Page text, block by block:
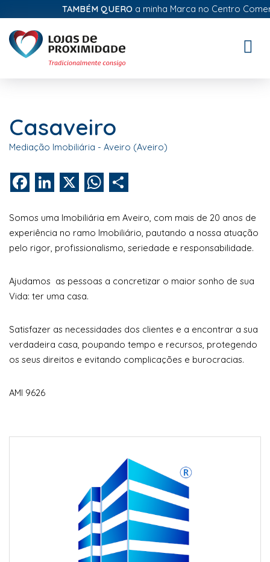
TAMBÉM QUEROa minha Marca no Centro
Casaveiro
Mediação Imobiliária - Aveiro (Aveiro)
FacebookLinkedIn WhatsApp
Somos uma Imobiliária em Aveiro, com mais de 20 anos de
experiência no ramo Imobiliário, pautando a nossa atuação
pelo rigor, profissionalismo, seriedade e responsabilidade.
Ajudamos as pessoas a concretizar o maior sonho de sua
Vida: ter uma casa.
Satisfazer as necessidades dos clientes e a encontrar a sua
verdadeira casa, poupando tempo e recursos, protegendo
os seus direitos e evitando complicações e burocracias.
AMI 9626